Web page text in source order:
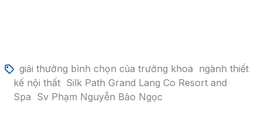
giải thưởng bình chọn của trưởng khoa ngành thiết
kế nội thất Silk Path Grand Lang Co Resort and
Spa Sv Phạm Nguyễn Bảo Ngọc